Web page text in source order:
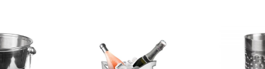
сталь,
металлик,